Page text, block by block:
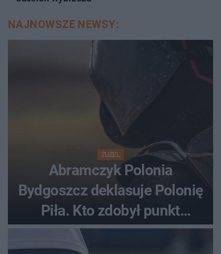
NAJNOWSZE NEWSY:
ŻUŻEL
Abramczyk Polonia
Bydgoszcz deklasuje Polonię
Piła. Kto zdobył punkt
bonusowy?